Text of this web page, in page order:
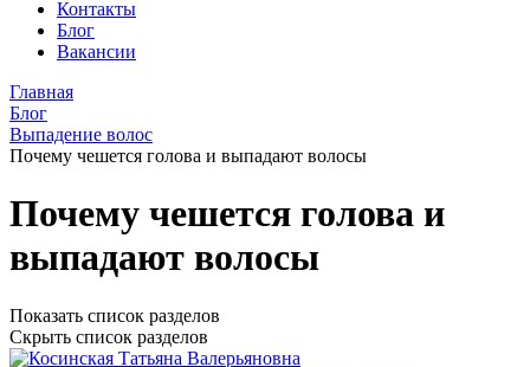
Контакты
Блог
Вакансии
Главная
Блог
Выпадение волос
Почему чешется голова и выпадают волосы
Почему чешется голова и
выпадают волосы
Показать список разделов
Скрыть список разделов